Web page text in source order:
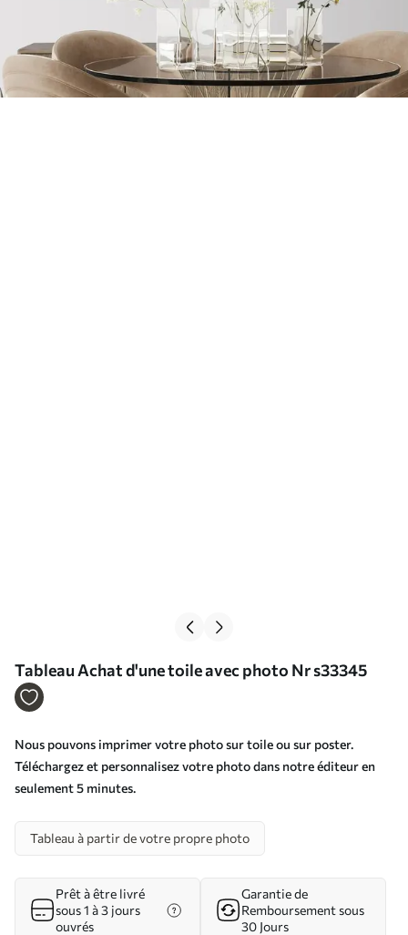
Tableau Achat d'une toile avec photo Nr s33345
Nous pouvons imprimer votre photo sur toile ou sur poster.
Téléchargez et personnalisez votre photo dans notre éditeur en
seulement 5 minutes.
Tableau à partir de votre propre photo
Prêt à être livré
sous 1 à 3 jours
ouvrés
Garantie de
Remboursement sous
30 Jours